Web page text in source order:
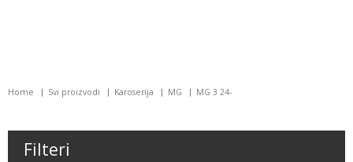
Home Svi proizvodi Karoserija MG MG 3 24-
Filteri